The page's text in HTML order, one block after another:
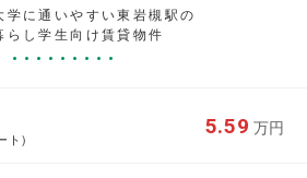
学に通いやすい東岩槻駅の
らし学生向け賃貸物件
ト)
5.59 万円